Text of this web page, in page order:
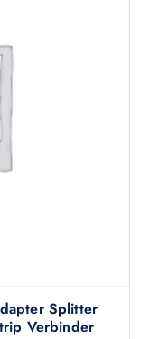
Splitter
Verbinder